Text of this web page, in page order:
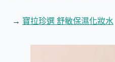
→ 寶拉珍選 舒敏保濕化妝水